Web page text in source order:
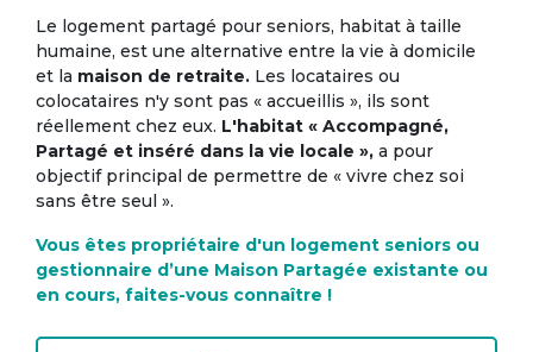
Le logement partagé pour seniors, habitat à taille
humaine, est une alternative entre la vie à domicile
et la maison de retraite. Les locataires ou
colocataires n'y sont pas « accueillis », ils sont
réellement chez eux. L'habitat « Accompagné,
Partagé et inséré dans la vie locale », a pour
objectif principal de permettre de « vivre chez soi
sans être seul ».
Vous êtes propriétaire d'un logement seniors ou
gestionnaire d’une Maison Partagée existante ou
en cours, faites-vous connaître !